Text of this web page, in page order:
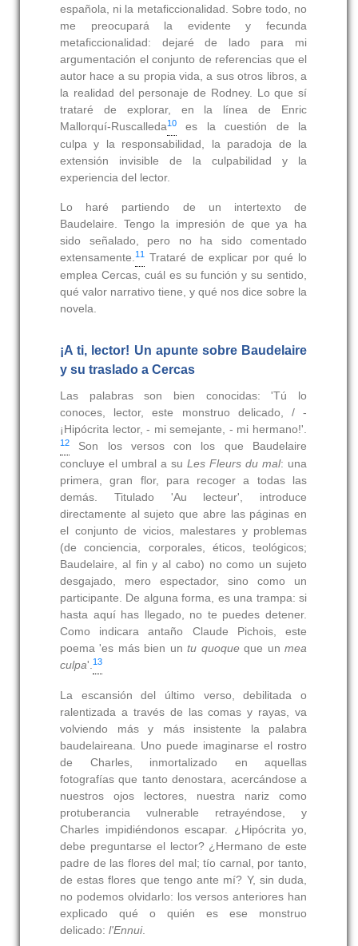
española, ni la metaficcionalidad. Sobre todo, no
me preocupará la evidente y fecunda
metaficcionalidad: dejaré de lado para mi
argumentación el conjunto de referencias que el
autor hace a su propia vida, a sus otros libros, a
la realidad del personaje de Rodney. Lo que sí
trataré de explorar, en la línea de Enric
Mallorquí-Ruscalleda10
es la cuestión de la
culpa y la responsabilidad, la paradoja de la
extensión invisible de la culpabilidad y la
experiencia del lector.
Lo haré partiendo de un intertexto de
Baudelaire. Tengo la impresión de que ya ha
sido señalado, pero no ha sido comentado
extensamente.11
Trataré de explicar por qué lo
emplea Cercas, cuál es su función y su sentido,
qué valor narrativo tiene, y qué nos dice sobre la
novela.
¡A ti, lector! Un apunte sobre Baudelaire
y su traslado a Cercas
Las palabras son bien conocidas: 'Tú lo
conoces, lector, este monstruo delicado, / -
¡Hipócrita lector, - mi semejante, - mi hermano!'.
12
Son los versos con los que Baudelaire
concluye el umbral a suLes Fleurs du mal: una
primera, gran flor, para recoger a todas las
demás. Titulado 'Au lecteur', introduce
directamente al sujeto que abre las páginas en
el conjunto de vicios, malestares y problemas
(de conciencia, corporales, éticos, teológicos;
Baudelaire, al fin y al cabo) no como un sujeto
desgajado, mero espectador, sino como un
participante. De alguna forma, es una trampa: si
hasta aquí has llegado, no te puedes detener.
Como indicara antaño Claude Pichois, este
poema 'es más bien untu quoqueque unmea
culpa'.13
La escansión del último verso, debilitada o
ralentizada a través de las comas y rayas, va
volviendo más y más insistente la palabra
baudelaireana. Uno puede imaginarse el rostro
de Charles, inmortalizado en aquellas
fotografías que tanto denostara, acercándose a
nuestros ojos lectores, nuestra nariz como
protuberancia vulnerable retrayéndose, y
Charles impidiéndonos escapar. ¿Hipócrita yo,
debe preguntarse el lector? ¿Hermano de este
padre de las flores del mal; tío carnal, por tanto,
de estas flores que tengo ante mí? Y, sin duda,
no podemos olvidarlo: los versos anteriores han
explicado qué o quién es ese monstruo
delicado: l'Ennui.